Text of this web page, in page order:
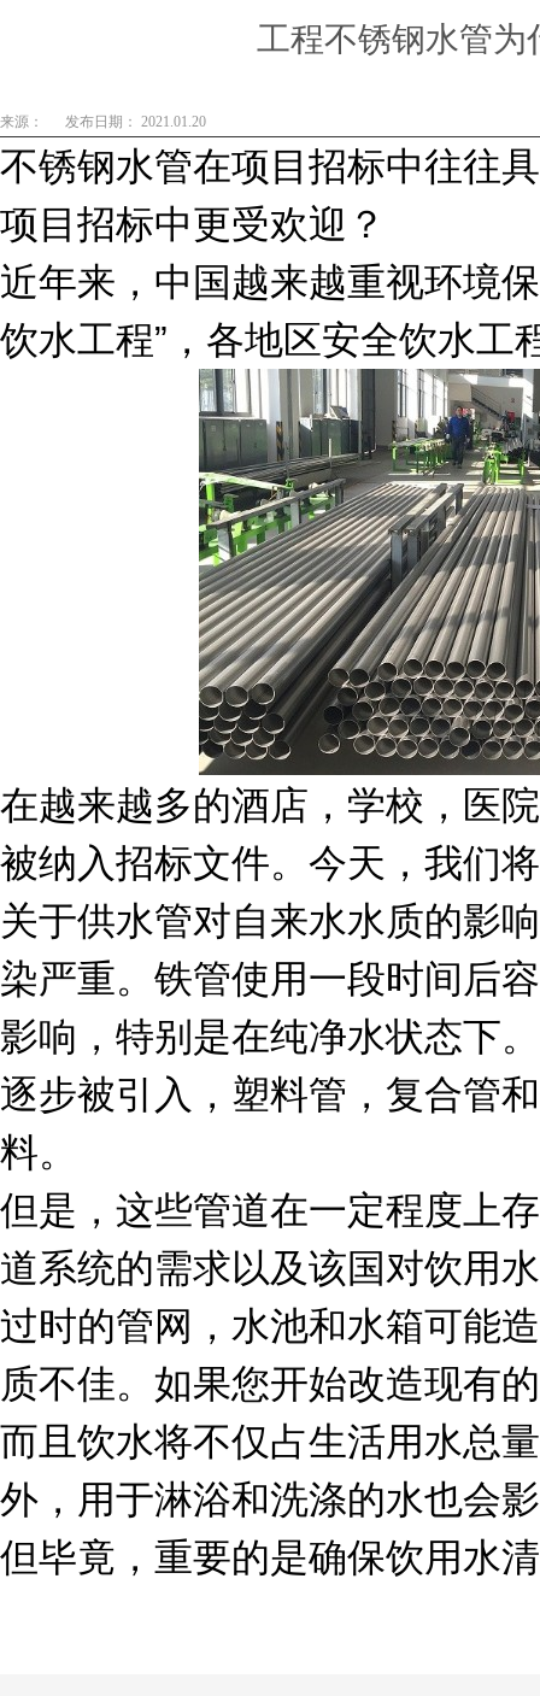
工程不锈钢水管为
来源： 发布日期： 2021.01.20
不锈钢水管在项目招标中往往
项目招标中更受欢迎？
近年来，中国越来越重视环境
饮水工程”，各地区安全饮水工
在越来越多的酒店，学校，医
被纳入招标文件。今天，我们
关于供水管对自来水水质的影
染严重。铁管使用一段时间后
影响，特别是在纯净水状态下
逐步被引入，塑料管，复合管
料。
但是，这些管道在一定程度上
道系统的需求以及该国对饮用
过时的管网，水池和水箱可能
质不佳。如果您开始改造现有
而且饮水将不仅占生活用水总
外，用于淋浴和洗涤的水也会
但毕竟，重要的是确保饮用水